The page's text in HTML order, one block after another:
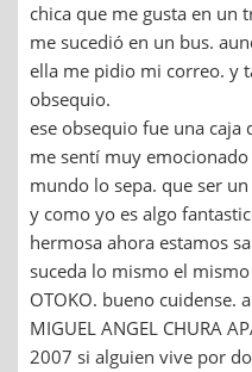
chica que me gusta en un
me sucedió en un bus.
ella me pidio mi correo. y
obsequio.
ese obsequio fue una caja
me sentí muy
mundo lo sepa. que ser
y como yo es algo
hermosa ahora estamos
suceda lo mismo el
OTOKO. bueno cuidense.
MIGUEL ANGEL CHURA
2007 si alguien vive por